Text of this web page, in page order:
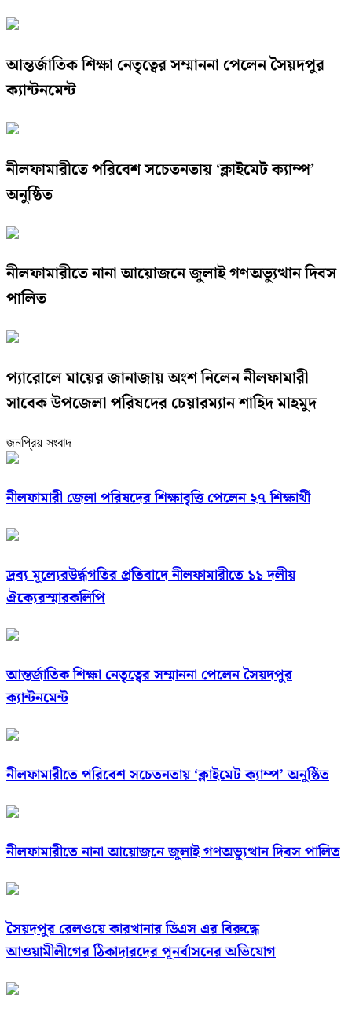
আন্তর্জাতিক শিক্ষা নেতৃত্বের সম্মাননা পেলেন সৈয়দপুর
ক্যান্টনমেন্ট
নীলফামারীতে পরিবেশ সচেতনতায় ‘ক্লাইমেট ক্যাম্প’
অনুষ্ঠিত
নীলফামারীতে নানা আয়োজনে জুলাই গণঅভ্যুত্থান দিবস
পালিত
প্যারোলে মায়ের জানাজায় অংশ নিলেন নীলফামারী
সাবেক উপজেলা পরিষদের চেয়ারম্যান শাহিদ মাহমুদ
জনপ্রিয় সংবাদ
নীলফামারী জেলা পরিষদের শিক্ষাবৃত্তি পেলেন ২৭ শিক্ষার্থী
দ্রব্য মূল্যেরউর্দ্ধগতির প্রতিবাদে নীলফামারীতে ১১ দলীয়
ঐক্যেরস্মারকলিপি
আন্তর্জাতিক শিক্ষা নেতৃত্বের সম্মাননা পেলেন সৈয়দপুর
ক্যান্টনমেন্ট
নীলফামারীতে পরিবেশ সচেতনতায় ‘ক্লাইমেট ক্যাম্প’ অনুষ্ঠিত
নীলফামারীতে নানা আয়োজনে জুলাই গণঅভ্যুত্থান দিবস পালিত
সৈয়দপুর রেলওয়ে কারখানার ডিএস এর বিরুদ্ধে
আওয়ামীলীগের ঠিকাদারদের পূনর্বাসনের অভিযোগ